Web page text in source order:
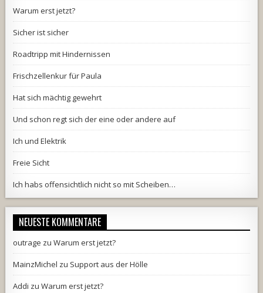
Warum erst jetzt?
Sicher ist sicher
Roadtripp mit Hindernissen
Frischzellenkur für Paula
Hat sich mächtig gewehrt
Und schon regt sich der eine oder andere auf
Ich und Elektrik
Freie Sicht
Ich habs offensichtlich nicht so mit Scheiben…
NEUESTE KOMMENTARE
outrage zuWarum erst jetzt?
MainzMichel zu Support aus der Hölle
Addi zuWarum erst jetzt?